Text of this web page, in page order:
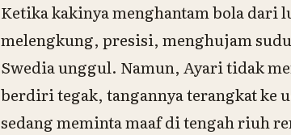
Ketika kakinya menghantam bola dari
melengkung, presisi, menghujam
Swedia unggul. Namun, Ayari tidak
berdiri tegak, tangannya terangkat ke
sedang meminta maaf di tengah riuh